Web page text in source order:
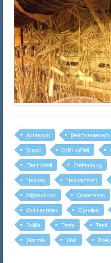
Achterom Bedrijventerrein
Brand
Criminaliteit
Electriciteit
Frettenburg
Hennep
Hennepteam
Middenbaan
Onderlangs
Ontmantelen
Oprollen
Politie
Team Teelt
Warmte
Wiet